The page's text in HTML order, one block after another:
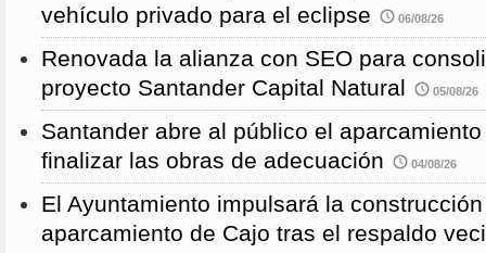
vehículo privado para el eclipse
06/08/26
Renovada la alianza con SEO para
proyecto Santander Capital Natural
05/08/26
Santander abre al público el
finalizar las obras de adecuación
04/08/26
El Ayuntamiento impulsará la
aparcamiento de Cajo tras el respaldo